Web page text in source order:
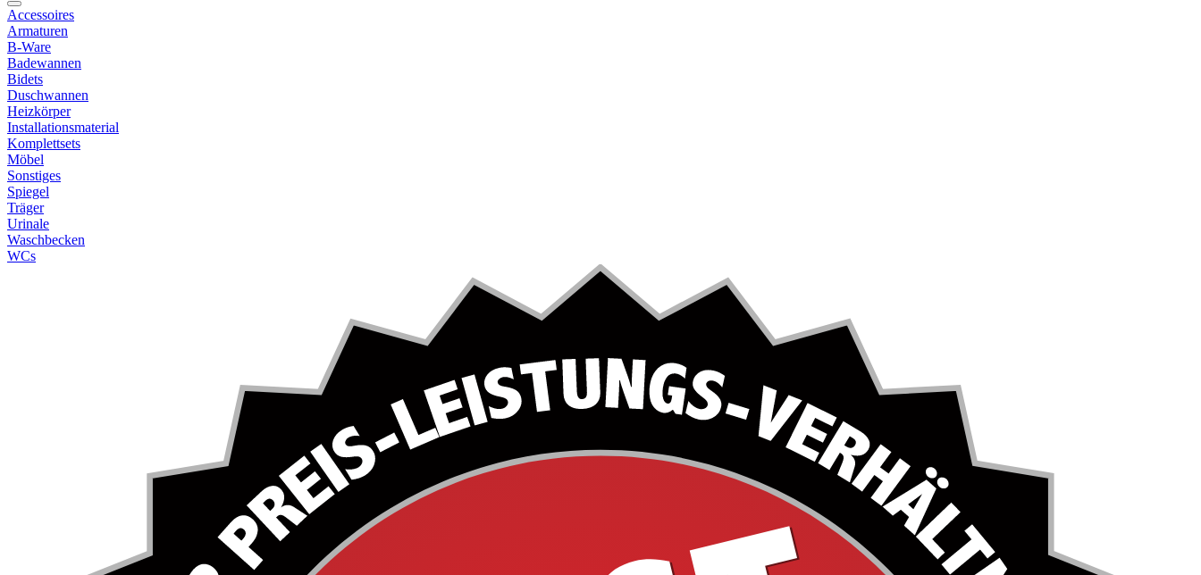
Accessoires
Armaturen
B-Ware
Badewannen
Bidets
Duschwannen
Heizkörper
Installationsmaterial
Komplettsets
Möbel
Sonstiges
Spiegel
Träger
Urinale
Waschbecken
WCs